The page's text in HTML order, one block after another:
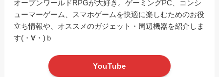
オープンワールドRPGが大好き。ゲーミングPC、コンシ
ューマーゲーム、スマホゲームを快適に楽しむためのお役
立ち情報や、オススメのガジェット・周辺機器を紹介しま
す(・∀・)ｂ
YouTube